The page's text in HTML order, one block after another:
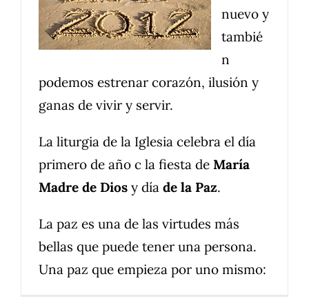
nuevo y
tambié
n
podemos estrenar corazón, ilusión y
ganas de vivir y servir.
La liturgia de la Iglesia celebra el día
primero de año c la fiesta de María
Madre de Dios y día de la Paz.
La paz es una de las virtudes más
bellas que puede tener una persona.
Una paz que empieza por uno mismo: